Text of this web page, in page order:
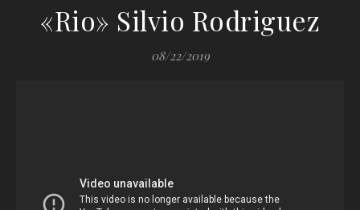
«Rio» Silvio Rodriguez
08/22/2019